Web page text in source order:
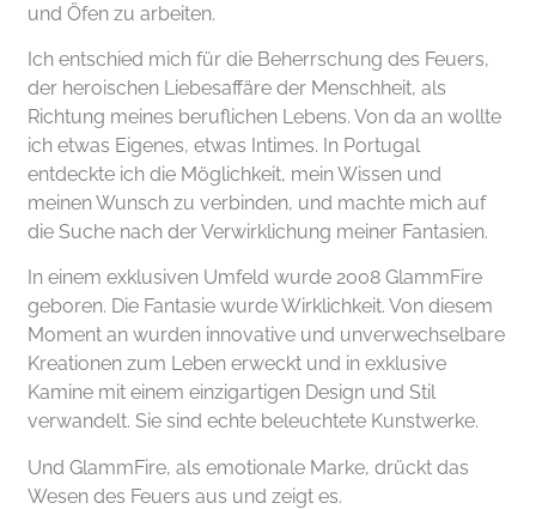
und Öfen zu arbeiten.
Ich entschied mich für die Beherrschung des Feuers,
der heroischen Liebesaffäre der Menschheit, als
Richtung meines beruflichen Lebens. Von da an wollte
ich etwas Eigenes, etwas Intimes. In Portugal
entdeckte ich die Möglichkeit, mein Wissen und
meinen Wunsch zu verbinden, und machte mich auf
die Suche nach der Verwirklichung meiner Fantasien.
In einem exklusiven Umfeld wurde 2008 GlammFire
geboren. Die Fantasie wurde Wirklichkeit. Von diesem
Moment an wurden innovative und unverwechselbare
Kreationen zum Leben erweckt und in exklusive
Kamine mit einem einzigartigen Design und Stil
verwandelt. Sie sind echte beleuchtete Kunstwerke.
Und GlammFire, als emotionale Marke, drückt das
Wesen des Feuers aus und zeigt es.